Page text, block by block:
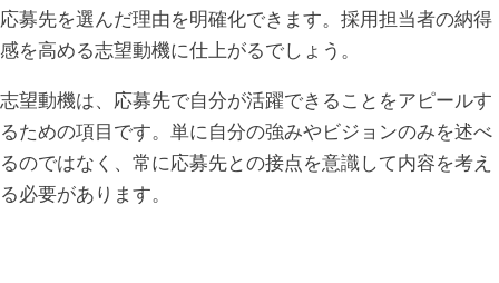
応募先を選んだ理由を明確化できます。採用担当者の納得
感を高める志望動機に仕上がるでしょう。
志望動機は、応募先で自分が活躍できることをアピールす
るための項目です。単に自分の強みやビジョンのみを述べ
るのではなく、常に応募先との接点を意識して内容を考え
る必要があります。